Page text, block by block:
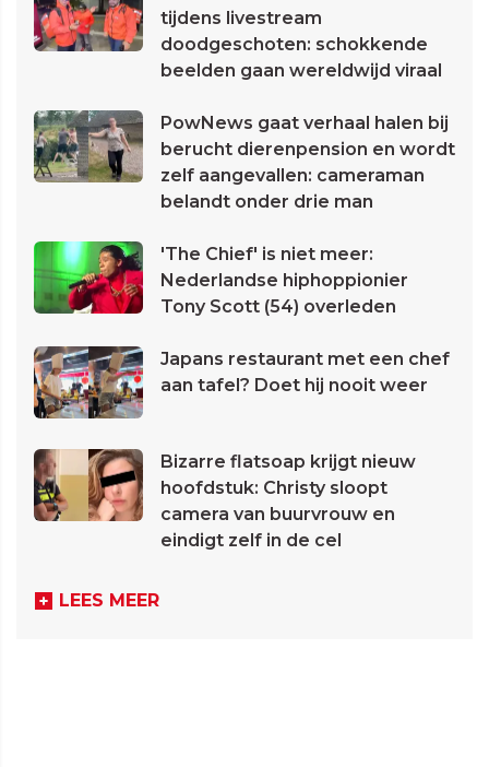
tijdens livestream
doodgeschoten: schokkende
beelden gaan wereldwijd viraal
PowNews gaat verhaal halen bij
berucht dierenpension en wordt
zelf aangevallen: cameraman
belandt onder drie man
'The Chief' is niet meer:
Nederlandse hiphoppionier
Tony Scott (54) overleden
Japans restaurant met een chef
aan tafel? Doet hij nooit weer
Bizarre flatsoap krijgt nieuw
hoofdstuk: Christy sloopt
camera van buurvrouw en
eindigt zelf in de cel
LEES MEER